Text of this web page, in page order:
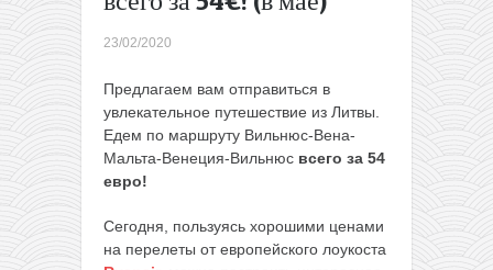
23/02/2020
Предлагаем вам отправиться в
увлекательное путешествие из Литвы.
Едем по маршруту Вильнюс-Вена-
Мальта-Венеция-Вильнюс всего за 54
евро!
Сегодня, пользуясь хорошими ценами
на перелеты от европейского лоукоста
154€ с
человека!
Прямой
отеле в
цене!